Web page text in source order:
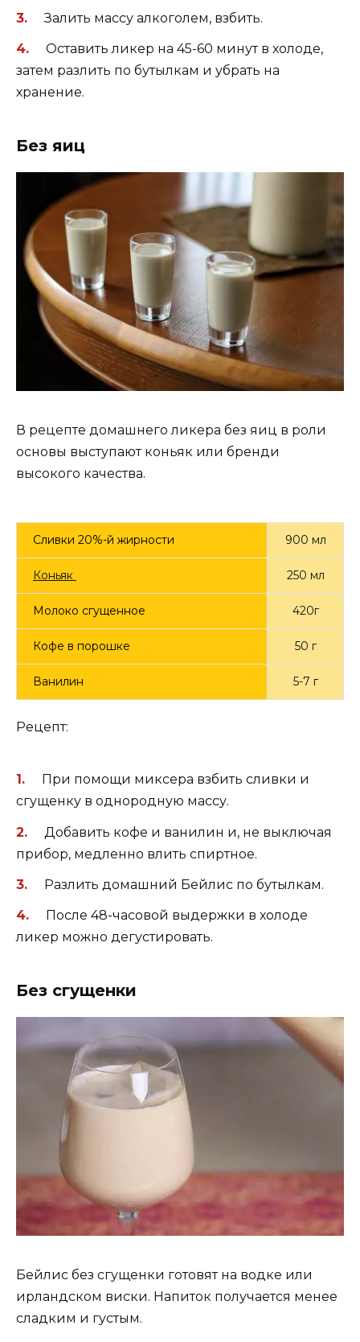
Залить массу алкоголем, взбить.
Оставить ликер на 45-60 минут в холоде,
затем разлить по бутылкам и убрать на
хранение.
Без яиц
В рецепте домашнего ликера без яиц в роли
основы выступают коньяк или бренди
высокого качества.
Сливки 20%-й жирности 900 мл
Коньяк 250 мл
Молоко сгущенное 420г
Кофе в порошке 50 г
Ванилин 5-7 г
Рецепт:
При помощи миксера взбить сливки и
сгущенку в однородную массу.
Добавить кофе и ванилин и, не выключая
прибор, медленно влить спиртное.
Разлить домашний Бейлис по бутылкам.
После 48-часовой выдержки в холоде
ликер можно дегустировать.
Без сгущенки
Бейлис без сгущенки готовят на водке или
ирландском виски. Напиток получается менее
сладким и густым.